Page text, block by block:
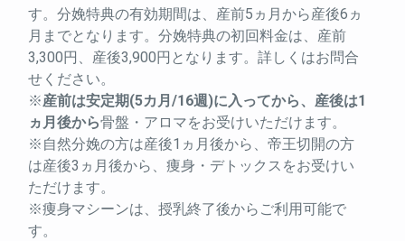
す。分娩特典の有効期間は、産前5ヵ月から産後6ヵ
月までとなります。分娩特典の初回料金は、産前
3,300円、産後3,900円となります。詳しくはお問合
せください。
※産前は安定期(5カ月/16週)に入ってから、産後は1
ヵ月後から骨盤・アロマをお受けいただけます。
※自然分娩の方は産後1ヵ月後から、帝王切開の方
は産後3ヵ月後から、痩身・デトックスをお受けい
ただけます。
※痩身マシーンは、授乳終了後からご利用可能で
す。